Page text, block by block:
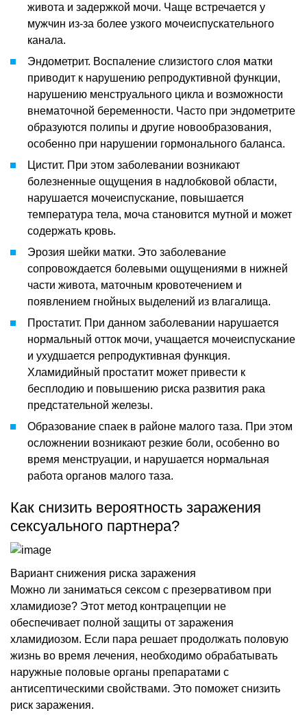
живота и задержкой мочи. Чаще встречается у
мужчин из-за более узкого мочеиспускательного
канала.
Эндометрит. Воспаление слизистого слоя матки
приводит к нарушению репродуктивной функции,
нарушению менструального цикла и возможности
внематочной беременности. Часто при эндометрите
образуются полипы и другие новообразования,
особенно при нарушении гормонального баланса.
Цистит. При этом заболевании возникают
болезненные ощущения в надлобковой области,
нарушается мочеиспускание, повышается
температура тела, моча становится мутной и может
содержать кровь.
Эрозия шейки матки. Это заболевание
сопровождается болевыми ощущениями в нижней
части живота, маточным кровотечением и
появлением гнойных выделений из влагалища.
Простатит. При данном заболевании нарушается
нормальный отток мочи, учащается мочеиспускание
и ухудшается репродуктивная функция.
Хламидийный простатит может привести к
бесплодию и повышению риска развития рака
предстательной железы.
Образование спаек в районе малого таза. При этом
осложнении возникают резкие боли, особенно во
время менструации, и нарушается нормальная
работа органов малого таза.
Как снизить вероятность заражения
сексуального партнера?
Вариант снижения риска заражения
Можно ли заниматься сексом с презервативом при
хламидиозе? Этот метод контрацепции не
обеспечивает полной защиты от заражения
хламидиозом. Если пара решает продолжать половую
жизнь во время лечения, необходимо обрабатывать
наружные половые органы препаратами с
антисептическими свойствами. Это поможет снизить
риск заражения.